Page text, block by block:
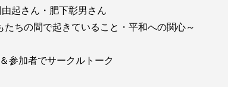
起さん・肥下彰男さん
起きていること・平和への関心～
参加者でサークルトーク